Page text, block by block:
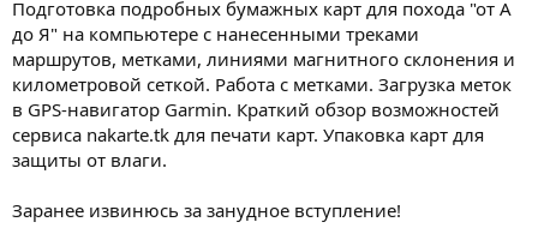
Подготовка подробных бумажных карт для похода "от А
до Я" на компьютере с нанесенными треками
маршрутов, метками, линиями магнитного склонения и
километровой сеткой. Работа с метками. Загрузка меток
в GPS-навигатор Garmin. Краткий обзор возможностей
сервиса nakarte.tk для печати карт. Упаковка карт для
защиты от влаги.
Заранее извинюсь за занудное вступление!